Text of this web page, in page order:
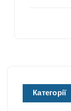
Категорії